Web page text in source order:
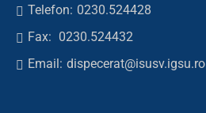
Telefon: 0230.524428
Fax: 0230.524432
Email: dispecerat@isusv.igsu.ro